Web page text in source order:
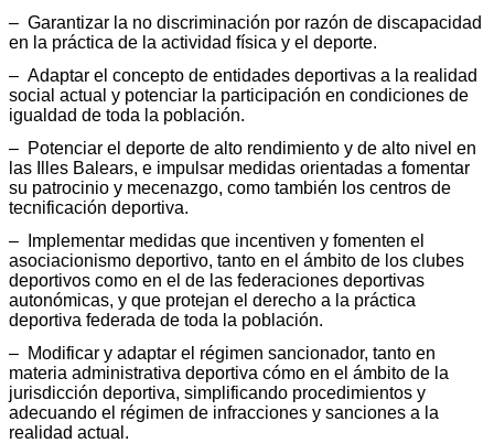
– Garantizar la no discriminación por razón de discapacidad
en la práctica de la actividad física y el deporte.
– Adaptar el concepto de entidades deportivas a la realidad
social actual y potenciar la participación en condiciones de
igualdad de toda la población.
– Potenciar el deporte de alto rendimiento y de alto nivel en
las Illes Balears, e impulsar medidas orientadas a fomentar
su patrocinio y mecenazgo, como también los centros de
tecnificación deportiva.
– Implementar medidas que incentiven y fomenten el
asociacionismo deportivo, tanto en el ámbito de los clubes
deportivos como en el de las federaciones deportivas
autonómicas, y que protejan el derecho a la práctica
deportiva federada de toda la población.
– Modificar y adaptar el régimen sancionador, tanto en
materia administrativa deportiva cómo en el ámbito de la
jurisdicción deportiva, simplificando procedimientos y
adecuando el régimen de infracciones y sanciones a la
realidad actual.